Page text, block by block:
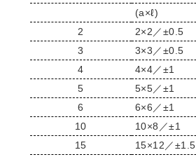
(a×ℓ)
2
2×2／±0.5
3
3×3／±0.5
4
4×4／±1
5
5×5／±1
6
6×6／±1
10
10×8／±1
15
15×12／±1.5